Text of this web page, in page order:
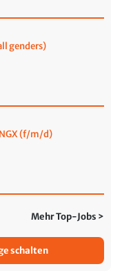
genders)
(f/m/d)
Mehr Top-Jobs >
schalten